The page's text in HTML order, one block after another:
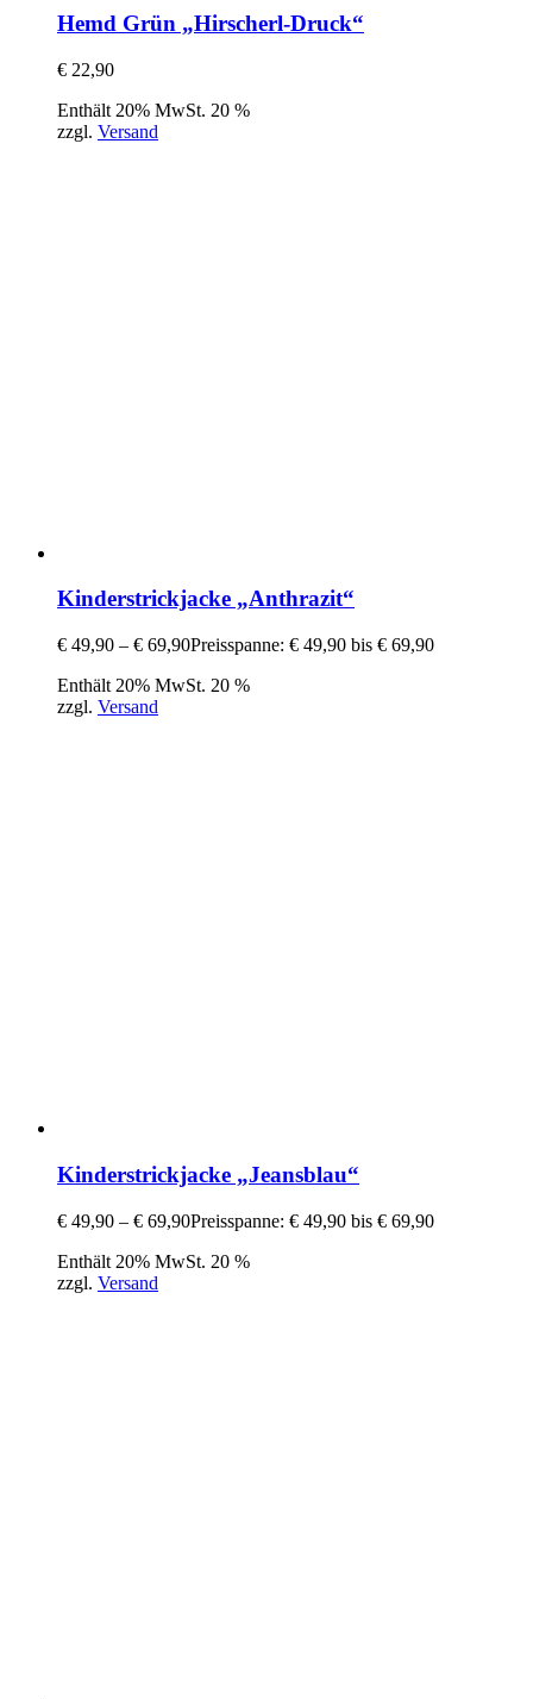
Hemd Grün „Hirscherl-Druck“
€ 22,90
Enthält 20% MwSt. 20 %
zzgl. Versand
Kinderstrickjacke „Anthrazit“
€ 49,90 – € 69,90Preisspanne: € 49,90 bis € 69,90
Enthält 20% MwSt. 20 %
zzgl. Versand
Kinderstrickjacke „Jeansblau“
€ 49,90 – € 69,90Preisspanne: € 49,90 bis € 69,90
Enthält 20% MwSt. 20 %
zzgl. Versand